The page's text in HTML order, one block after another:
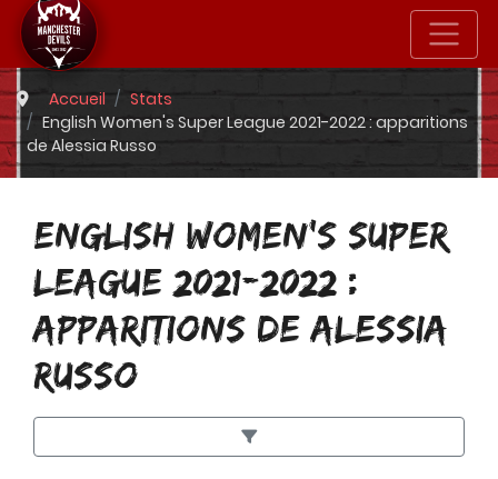
Accueil
Stats
English Women's Super League 2021-2022 : apparitions
de Alessia Russo
ENGLISH WOMEN'S SUPER
LEAGUE 2021-2022 :
APPARITIONS DE ALESSIA
RUSSO